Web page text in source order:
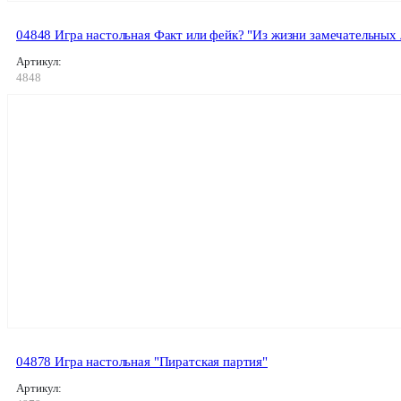
04848 Игра настольная Факт или фейк? "Из жизни
Артикул:
4848
04878 Игра настольная "Пиратская партия"
Артикул: